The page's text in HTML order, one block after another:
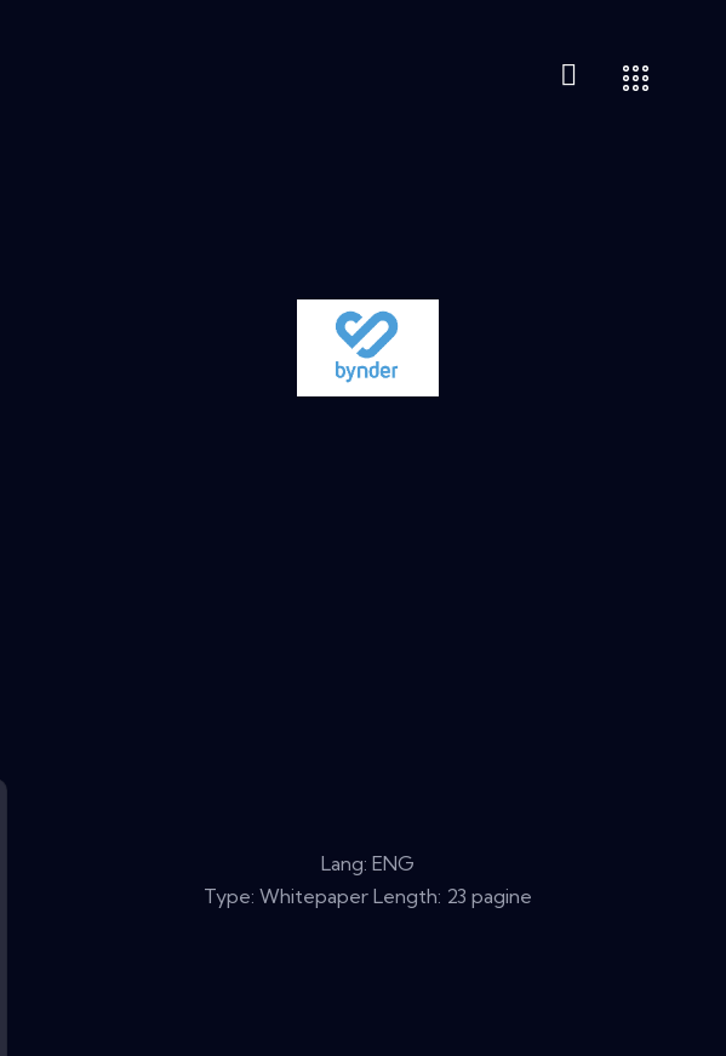
Lang: ENG
Type: Whitepaper Length: 23 pagine